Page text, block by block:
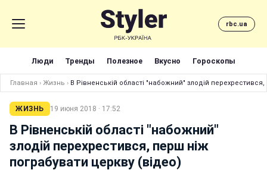
rbc.ua
Люди Тренды Полезное Вкусно Гороскопы
Главная › Жизнь › В Рівненській області "набожний" злодій
ЖИЗНЬ 19 июня 2018 · 17:52
В Рівненській області "набожний"
злодій перехрестився, перш ніж
пограбувати церкву (відео)